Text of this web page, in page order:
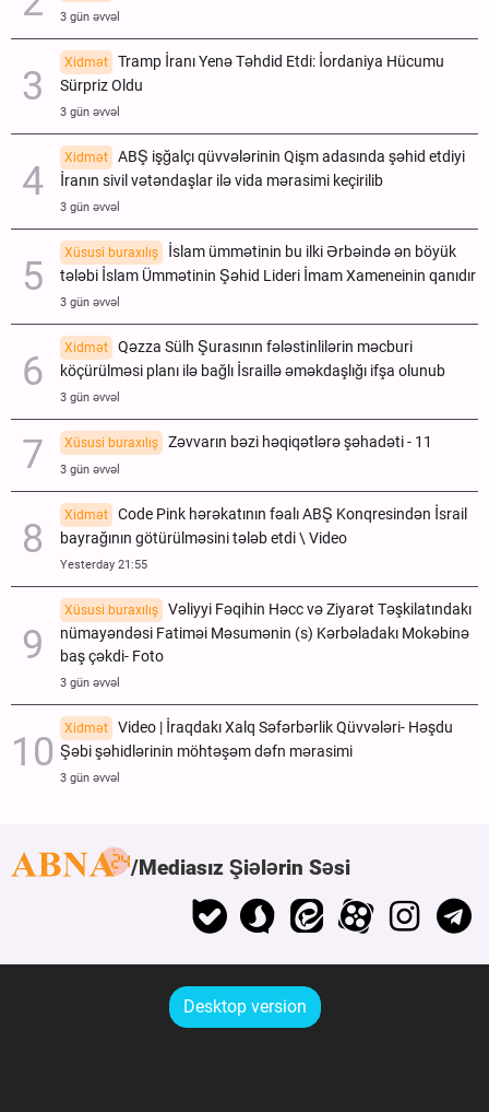
3 gün əvvəl
Xidmət
Tramp İranı Yenə Təhdid Etdi: İordaniya Hücumu
Sürpriz Oldu
3 gün əvvəl
Xidmət
ABŞ işğalçı qüvvələrinin Qişm adasında şəhid etdiyi
İranın sivil vətəndaşlar ilə vida mərasimi keçirilib
3 gün əvvəl
Xüsusi buraxılış
İslam ümmətinin bu ilki Ərbəində ən böyük
tələbi İslam Ümmətinin Şəhid Lideri İmam Xameneinin qanıdır
3 gün əvvəl
Xidmət
Qəzza Sülh Şurasının fələstinlilərin məcburi
köçürülməsi planı ilə bağlı İsraillə əməkdaşlığı ifşa olunub
3 gün əvvəl
Xüsusi buraxılış Zəvvarın bəzi həqiqətlərə şəhadəti - 11
3 gün əvvəl
Xidmət
Code Pink hərəkatının fəalı ABŞ Konqresindən İsrail
bayrağının götürülməsini tələb etdi \ Video
Yesterday 21:55
Xüsusi buraxılış
Vəliyyi Fəqihin Həcc və Ziyarət Təşkilatındakı
nümayəndəsi Fatiməi Məsumənin (s) Kərbəladakı Mokəbinə
baş çəkdi- Foto
3 gün əvvəl
Xidmət
Video | İraqdakı Xalq Səfərbərlik Qüvvələri- Həşdu
Şəbi şəhidlərinin möhtəşəm dəfn mərasimi
3 gün əvvəl
Mediasız Şiələrin Səsi
Desktop version